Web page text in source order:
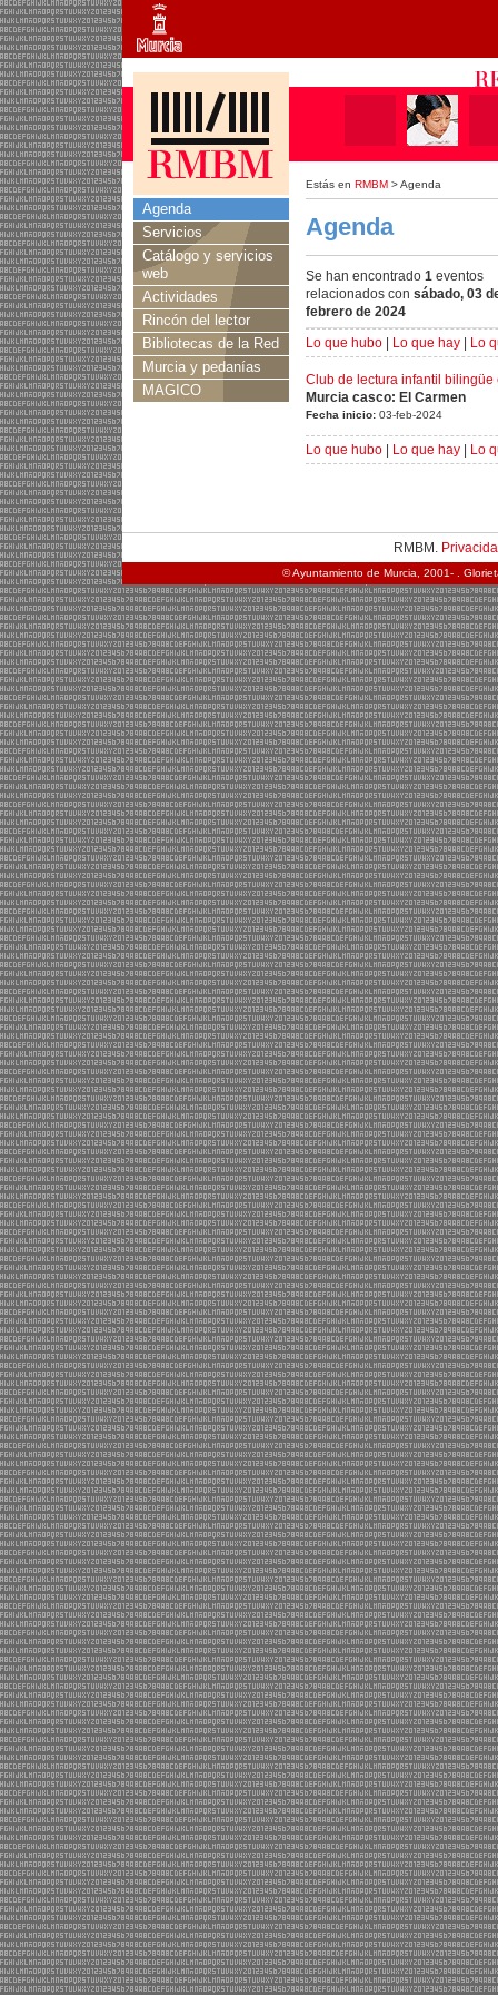
Estás en RMBM > Agenda
Agenda
Servicios
Catálogo y servicios
web
Actividades
Rincón del lector
Bibliotecas de la Red
Murcia y pedanías
MAGICO
Agenda
Se han encontrado 1 eventos
relacionados con sábado, 03
febrero de 2024
Lo que hubo
Lo que hay Lo
Club de lectura infantil bilingüe
Murcia casco: El Carmen
Fecha inicio: 03-feb-2024
Lo que hubo Lo que hay Lo
RMBM.
© Ayuntamiento de Murcia, 2001- .